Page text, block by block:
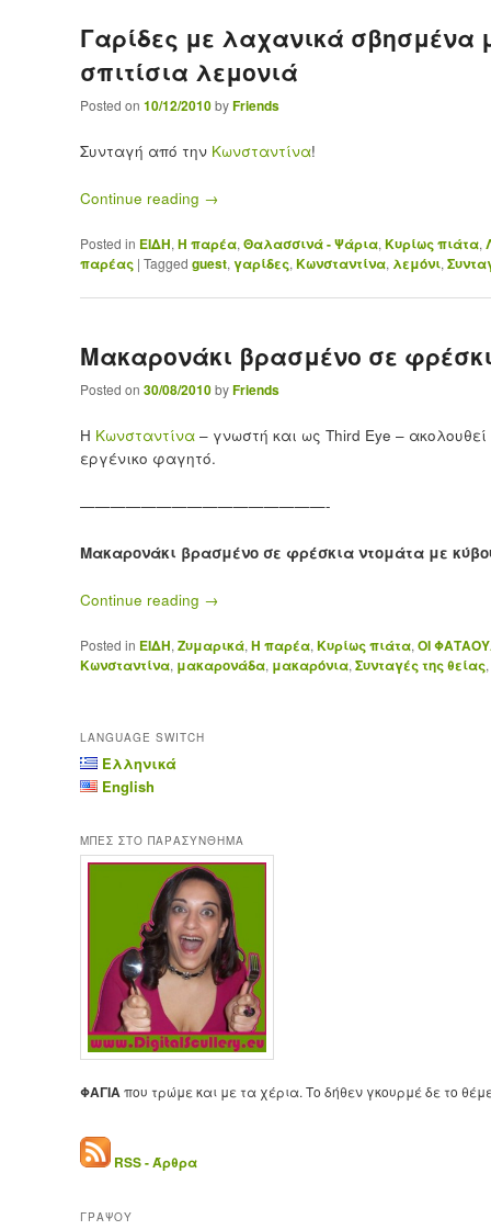
Γαρίδες με λαχανικά σβησμένα
σπιτίσια λεμονιά
Posted on 10/12/2010byFriends
Συνταγή από την Κωνσταντίνα!
Continue reading →
Posted in ΕΙΔΗ, Η παρέα, Θαλασσινά - Ψάρια, Κυρίως πιάτα,
παρέας | Tagged guest, γαρίδες, Κωνσταντίνα, λεμόνι,
Μακαρονάκι βρασμένο σε
Posted on 30/08/2010byFriends
Η Κωνσταντίνα – γνωστή και ως Third Eye – ακολουθεί
εργένικο φαγητό.
————————————————-
Μακαρονάκι βρασμένο σε φρέσκια ντομάτα με
Continue reading →
Posted in ΕΙΔΗ, Ζυμαρικά, Η παρέα, Κυρίως πιάτα, ΟΙ
Κωνσταντίνα, μακαρονάδα, μακαρόνια, Συνταγές της θείας,
LANGUAGE SWITCH
Ελληνικά
English
ΜΠΕΣ ΣΤΟ ΠΑΡΑΣΥΝΘΗΜΑ
ΦΑΓΙΑπου τρώμε και με τα χέρια. Το δήθεν γκουρμέ δε το
RSS - Άρθρα
ΓΡΑΨΟΥ